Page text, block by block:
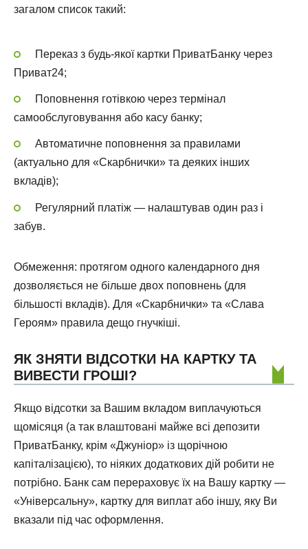
загалом список такий:
Переказ з будь-якої картки ПриватБанку через
Приват24;
Поповнення готівкою через термінал
самообслуговування або касу банку;
Автоматичне поповнення за правилами
(актуально для «Скарбнички» та деяких інших
вкладів);
Регулярний платіж — налаштував один раз і
забув.
Обмеження: протягом одного календарного дня
дозволяється не більше двох поповнень (для
більшості вкладів). Для «Скарбнички» та «Слава
Героям» правила дещо гнучкіші.
ЯК ЗНЯТИ ВІДСОТКИ НА КАРТКУ ТА
ВИВЕСТИ ГРОШІ?
Якщо відсотки за Вашим вкладом виплачуються
щомісяця (а так влаштовані майже всі депозити
ПриватБанку, крім «Джуніор» із щорічною
капіталізацією), то ніяких додаткових дій робити не
потрібно. Банк сам перераховує їх на Вашу картку —
«Універсальну», картку для виплат або іншу, яку Ви
вказали під час оформлення.